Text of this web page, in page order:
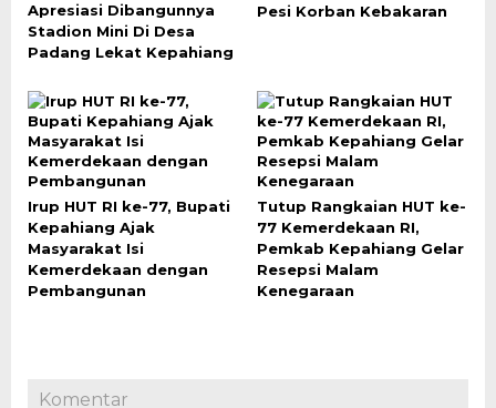
Apresiasi Dibangunnya
Stadion Mini Di Desa
Padang Lekat Kepahiang
Pesi Korban Kebakaran
Irup HUT RI ke-77, Bupati
Kepahiang Ajak
Masyarakat Isi
Kemerdekaan dengan
Pembangunan
Tutup Rangkaian HUT ke-
77 Kemerdekaan RI,
Pemkab Kepahiang Gelar
Resepsi Malam
Kenegaraan
Komentar